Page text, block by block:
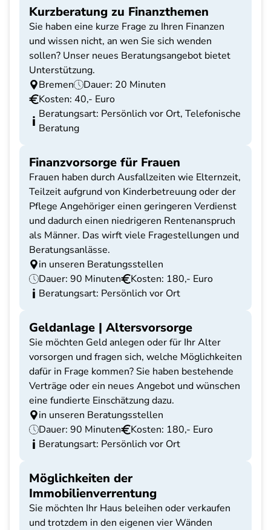
Kurzberatung zu Finanzthemen
Sie haben eine kurze Frage zu Ihren Finanzen
und wissen nicht, an wen Sie sich wenden
sollen? Unser neues Beratungsangebot bietet
Unterstützung.
Bremen
Dauer: 20 Minuten
Kosten: 40,- Euro
Beratungsart: Persönlich vor Ort, Telefonische
Beratung
Finanzvorsorge für Frauen
Frauen haben durch Ausfallzeiten wie Elternzeit,
Teilzeit aufgrund von Kinderbetreuung oder der
Pflege Angehöriger einen geringeren Verdienst
und dadurch einen niedrigeren Rentenanspruch
als Männer. Das wirft viele Fragestellungen und
Beratungsanlässe.
in unseren Beratungsstellen
Dauer: 90 Minuten
Kosten: 180,- Euro
Beratungsart: Persönlich vor Ort
Geldanlage | Altersvorsorge
Sie möchten Geld anlegen oder für Ihr Alter
vorsorgen und fragen sich, welche Möglichkeiten
dafür in Frage kommen? Sie haben bestehende
Verträge oder ein neues Angebot und wünschen
eine fundierte Einschätzung dazu.
in unseren Beratungsstellen
Dauer: 90 Minuten
Kosten: 180,- Euro
Beratungsart: Persönlich vor Ort
Möglichkeiten der
Immobilienverrentung
Sie möchten Ihr Haus beleihen oder verkaufen
und trotzdem in den eigenen vier Wänden